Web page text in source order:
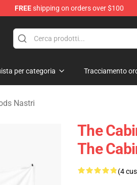
FREEshipping on orders over $100
per categoria Tracciamento
Nastri
The
The
(4